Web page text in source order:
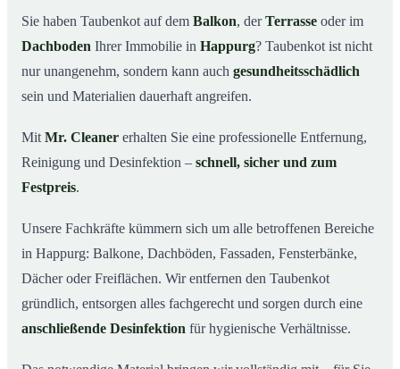
Taubenkot entfernen in Happurg & Umgebung
05Jetzt Angebot für die Taubenkot-Entfernung in Happurg
06So wird Taubenkot in Happurg professionell entfernt
Sie haben Taubenkot auf dem Balkon, derTerrasse oder im
Dachboden Ihrer Immobilie in Happurg? Taubenkot ist nicht
nur unangenehm, sondern kann auch gesundheitsschädlich
sein und Materialien dauerhaft angreifen.
Mit Mr. Cleaner erhalten Sie eine professionelle Entfernung,
Reinigung und Desinfektion – schnell, sicher und zum
Festpreis.
Unsere Fachkräfte kümmern sich um alle betroffenen Bereiche
in Happurg: Balkone, Dachböden, Fassaden, Fensterbänke,
Dächer oder Freiflächen. Wir entfernen den Taubenkot
gründlich, entsorgen alles fachgerecht und sorgen durch eine
anschließende Desinfektion für hygienische Verhältnisse.